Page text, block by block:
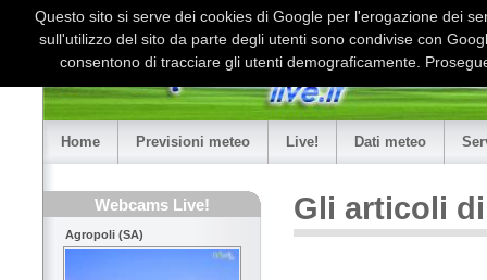
Home Previsioni meteo Live! Dati meteo
Webcams Live!
Agropoli (SA)
Gli articoli
Questo sito si serve dei cookies di Google per l'erogazione dei
sull'utilizzo del sito da parte degli utenti sono condivise con
consentono di tracciare gli utenti demograficamente.